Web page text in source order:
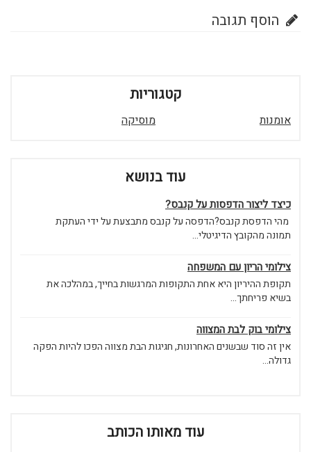
הוסף תגובה
קטגוריות
אומנות מוסיקה
עוד בנושא
כיצד ליצור הדפסות על קנבס?
מהי הדפסת קנבס?הדפסה על קנבס מתבצעת על ידי העתקת
תמונה מהקובץ הדיגיטלי...
צילומי הריון עם המשפחה
תקופת ההיריון היא אחת התקופות המרגשות בחייך, במהלכה את
בשיא פריחתך...
צילומי בוק לבת המצווה
אין זה סוד שבשנים האחרונות, חגיגות הבת מצווה הפכו להיות הפקה
גדולה...
עוד מאותו הכותב